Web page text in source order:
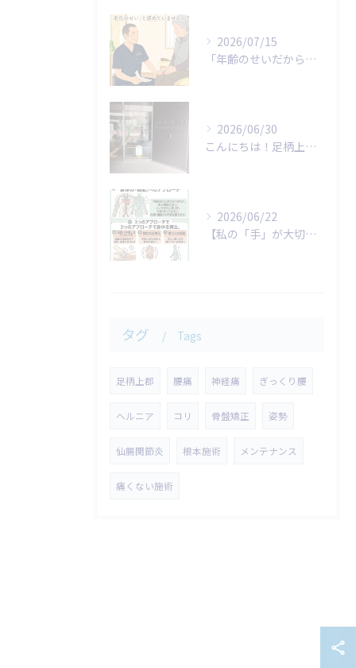
2026/07/15
「年齢のせいだから仕方がない…」
2026/06/30
こんにちは！足柄上整体院です。
2026/06/22
​【私の「手」が大切にしていること】
タグ Tags
足柄上郡 腰痛 神経痛 ぎっくり腰
ヘルニア コリ 骨盤矯正 姿勢
仙腸関節炎 根本施術 メンテナンス
痛くない施術